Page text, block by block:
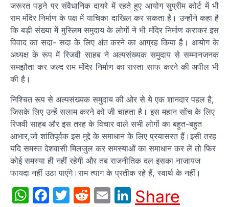
जरूरत पड़ने पर संवैधानिक दायरे में रहते हुए आयोग सुप्रीम कोर्ट में भी
राम मंदिर निर्माण के पक्ष में याचिका दाखिल कर सकता है। उन्होंने कहा है
कि बड़ी संख्या में मुस्लिम समुदाय के लोगों ने भी मंदिर निर्माण कराकर इस
विवाद का सदा- सदा के लिए अंत करने का आग्रह किया है। आयोग के
अध्यक्ष के रूप में रिजवी साहब ने अल्पसंख्यक समुदाय से सम्मानजनक
समझौता कर जल्द राम मंदिर निर्माण का रास्ता साफ करने की अपील भी
की है।
निश्चित रूप से अल्पसंख्यक समुदाय की ओर से ये एक शानदार पहल है,
जिसके लिए उन्हें सलाम करने को जी चाहता है। इस महान सोंच के लिए
रिजवी साहब और इस तरह के विचार वाले सभी लोगों का बहुत-बहुत
आभार,जो शांतिपूर्वक इस मुद्दे के समाधान के लिए प्रयासरत हैं।इसी तरह
यदि समस्त देशवासी मिलजुल कर समस्याओं का समाधान कर लें तो फिर
कोई समस्या ही नहीं रहेगी और तब राजनीतिक दल इसका नाजायज
फायदा नहीं उठा पाएंगे।राम त्याग के प्रतीक रहे हैं, स्वार्थ के नहीं।
WhatsApp
Facebook
Twitter
Reddit
EmailLinkedIn
Share